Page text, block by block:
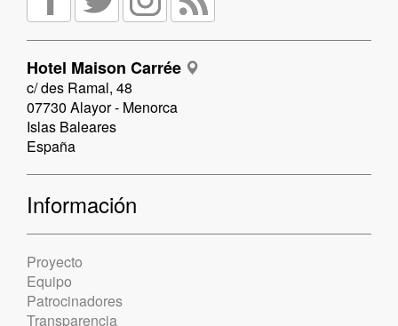
Hotel Maison Carrée
c/ des Ramal, 48
07730 Alayor - Menorca
Islas Baleares
España
Información
Proyecto
Equipo
Patrocinadores
Transparencia